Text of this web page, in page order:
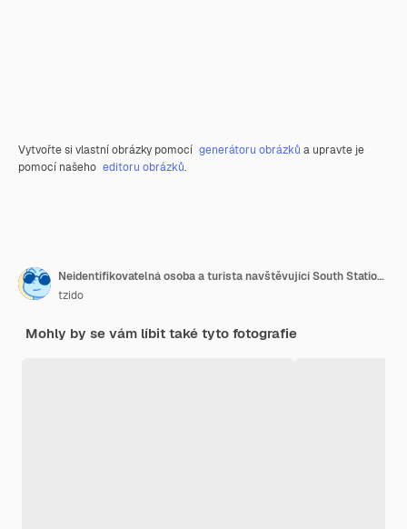
Vytvořte si vlastní obrázky pomocí generátoru obrázků a upravte je
pomocí našeho editoru obrázků.
Neidentifikovatelná osoba a turista navštěvující South Station a hledající informace o vlaku
tzido
Mohly by se vám líbit také tyto fotografie